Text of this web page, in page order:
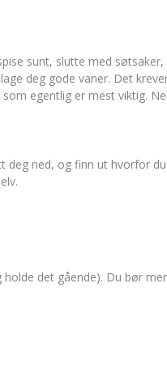
sunt, slutte med
deg gode vaner. Det
egentlig er mest viktig.
deg ned, og finn ut hvorfor
det gående). Du bør